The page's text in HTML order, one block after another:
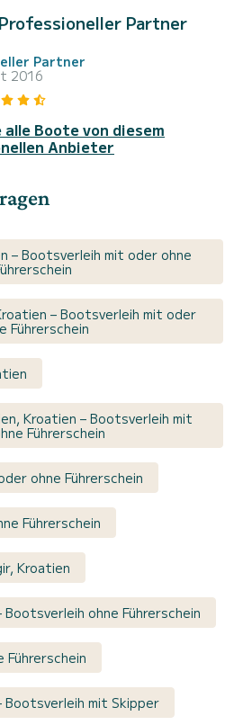
Partner
Partner
2016
alle Boote von diesem
Anbieter
– Bootsverleih mit oder ohne
– Bootsverleih mit oder
Führerschein
Kroatien – Bootsverleih mit
Führerschein
ohne Führerschein
Führerschein
Kroatien
ohne Führerschein
mit Skipper